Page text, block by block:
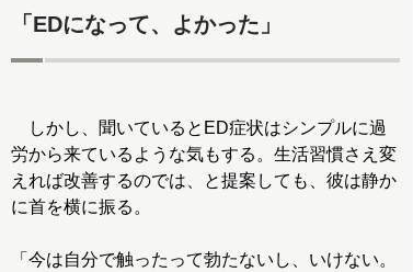
「EDになって、よかった」
しかし、聞いているとED症状はシンプルに過
労から来ているような気もする。生活習慣さえ変
えれば改善するのでは、と提案しても、彼は静か
に首を横に振る。
「今は自分で触ったって勃たないし、いけない。